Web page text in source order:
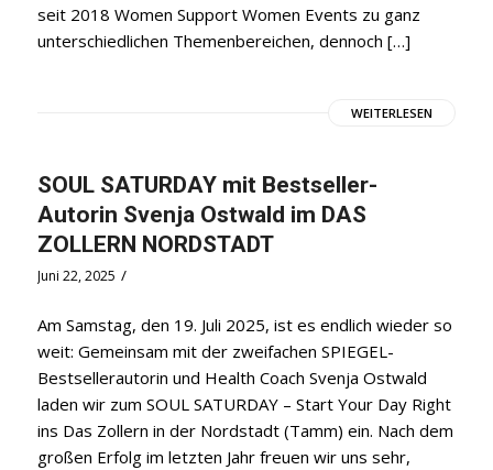
seit 2018 Women Support Women Events zu ganz
unterschiedlichen Themenbereichen, dennoch […]
WEITERLESEN
SOUL SATURDAY mit Bestseller-
Autorin Svenja Ostwald im DAS
ZOLLERN NORDSTADT
Juni 22, 2025 /
Am Samstag, den 19. Juli 2025, ist es endlich wieder so
weit: Gemeinsam mit der zweifachen SPIEGEL-
Bestsellerautorin und Health Coach Svenja Ostwald
laden wir zum SOUL SATURDAY – Start Your Day Right
ins Das Zollern in der Nordstadt (Tamm) ein. Nach dem
großen Erfolg im letzten Jahr freuen wir uns sehr,